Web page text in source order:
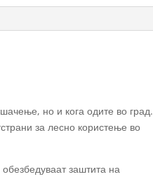
но и кога одите во град.
за лесно користење во
заштита на